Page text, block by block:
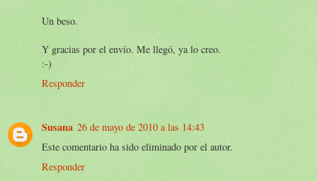
Un beso.
Y gracias por el envío. Me llegó, ya lo creo.
:-)
Responder
Susana 26 de mayo de 2010 a las 14:43
Este comentario ha sido eliminado por el autor.
Responder